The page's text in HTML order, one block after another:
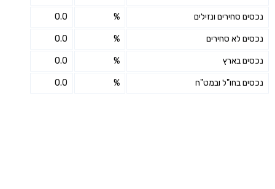
נכסים סחירים ונזילים %
0.0
נכסים לא סחירים %
0.0
נכסים בארץ %
0.0
נכסים בחו"ל ובמט"ח %
0.0